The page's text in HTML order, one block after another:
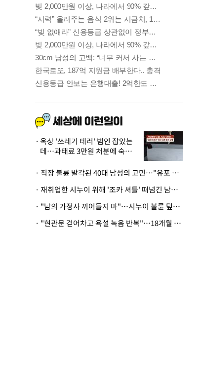
옥상 '쓰레기 테러' 범인 잡았는
데…과태료 3만원 처분에 숙박업
· 직장 불륜 발각된 40대 남성의 고민…"유포 동료 명예훼손·협박죄 고소 가능할까"
· 재취업한 시누이 위해 '조카 셔틀' 떠넘긴 남편…아내 "난 못한다"
· "남의 가정사 끼어들지 마"…시누이 불륜 덮으려는 남편에 억울한 아내
· "현관문 걷어차고 욕설 녹음 반복"…18개월 아기 키우는 집 뒤흔든 '앞집의 비극'